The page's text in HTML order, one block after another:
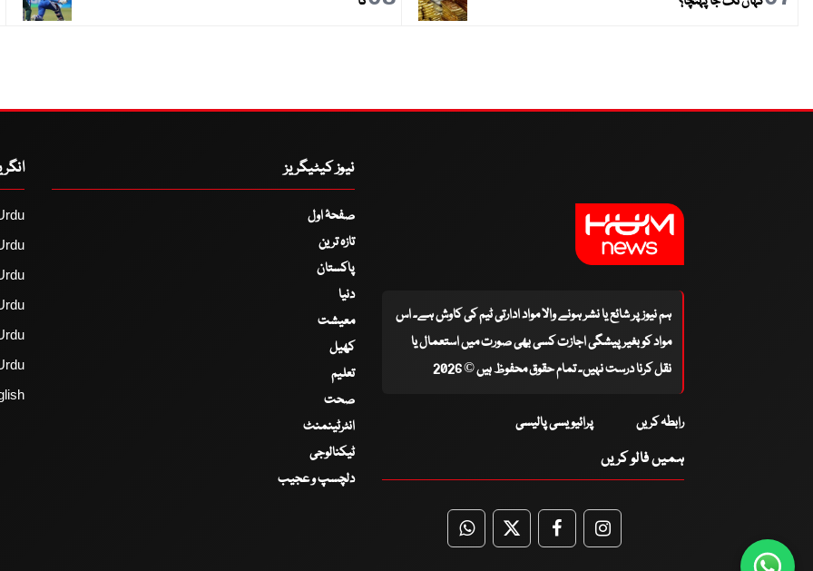
ہم نیوز پر شائع یا نشر ہونے والا مواد ادارتی ٹیم کی کاوش ہے۔ اس
مواد کو بغیر پیشگی اجازت کسی بھی صورت میں استعمال یا
نقل کرنا درست نہیں۔ تمام حقوق محفوظ ہیں © 2026
رابطہ کریں پرائیویسی پالیسی
ہمیں فالو کریں
WhatsApp
TwitterFacebookFacebook
نیوز کیٹیگریز
صفحۂ اول
تازہ ترین
پاکستان
دنیا
معیشت
کھیل
تعلیم
صحت
انٹرٹینمنٹ
ٹیکنالوجی
دلچسپ و عجیب